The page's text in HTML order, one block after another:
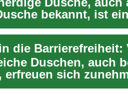
bekannt, ist
Alterna...
Duschen, auch
erfreuen sich
Badezimmern...